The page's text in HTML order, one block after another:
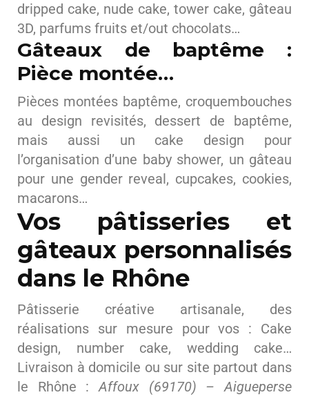
dripped cake, nude cake, tower cake, gâteau
3D, parfums fruits et/out chocolats…
Gâteaux de baptême :
Pièce montée…
Pièces montées baptême, croquembouches
au design revisités, dessert de baptême,
mais aussi un cake design pour
l’organisation d’une baby shower, un gâteau
pour une gender reveal, cupcakes, cookies,
macarons…
Vos pâtisseries et
gâteaux personnalisés
dans le Rhône
Pâtisserie créative artisanale, des
réalisations sur mesure pour vos : Cake
design, number cake, wedding cake…
Livraison à domicile ou sur site partout dans
le Rhône :Affoux (69170) – Aigueperse